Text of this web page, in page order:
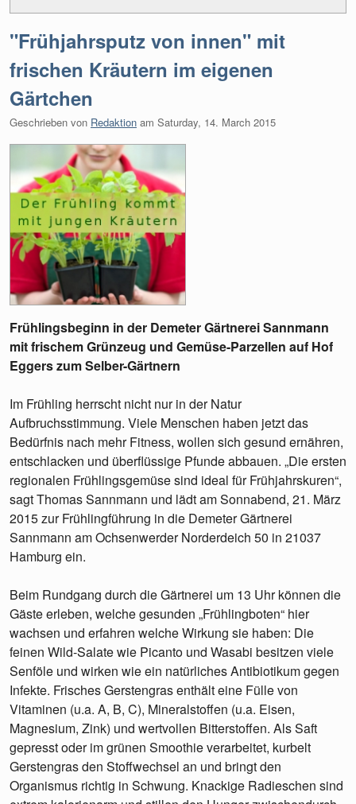
"Frühjahrsputz von innen" mit
frischen Kräutern im eigenen
Gärtchen
Geschrieben von Redaktion am Saturday, 14. March 2015
Frühlingsbeginn in der Demeter Gärtnerei Sannmann
mit frischem Grünzeug und Gemüse-Parzellen auf Hof
Eggers zum Selber-Gärtnern
Im Frühling herrscht nicht nur in der Natur
Aufbruchsstimmung. Viele Menschen haben jetzt das
Bedürfnis nach mehr Fitness, wollen sich gesund ernähren,
entschlacken und überflüssige Pfunde abbauen. „Die ersten
regionalen Frühlingsgemüse sind ideal für Frühjahrskuren“,
sagt Thomas Sannmann und lädt am Sonnabend, 21. März
2015 zur Frühlingführung in die Demeter Gärtnerei
Sannmann am Ochsenwerder Norderdeich 50 in 21037
Hamburg ein.
Beim Rundgang durch die Gärtnerei um 13 Uhr können die
Gäste erleben, welche gesunden „Frühlingboten“ hier
wachsen und erfahren welche Wirkung sie haben: Die
feinen Wild-Salate wie Picanto und Wasabi besitzen viele
Senföle und wirken wie ein natürliches Antibiotikum gegen
Infekte. Frisches Gerstengras enthält eine Fülle von
Vitaminen (u.a. A, B, C), Mineralstoffen (u.a. Eisen,
Magnesium, Zink) und wertvollen Bitterstoffen. Als Saft
gepresst oder im grünen Smoothie verarbeitet, kurbelt
Gerstengras den Stoffwechsel an und bringt den
Organismus richtig in Schwung. Knackige Radieschen sind